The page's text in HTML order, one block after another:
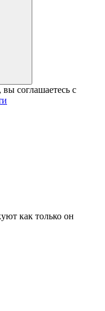
соглашаетесь с
как только он